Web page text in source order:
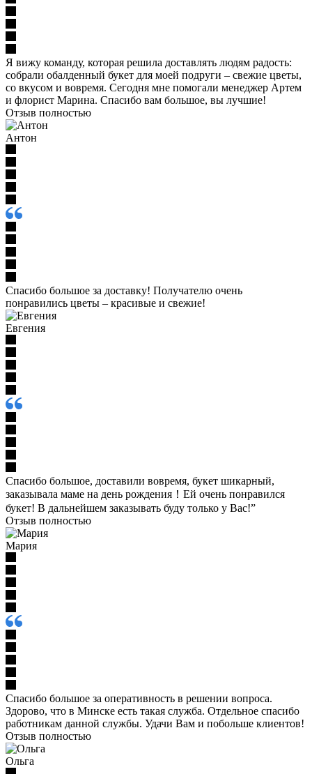
Я вижу команду, которая решила доставлять людям радость:
собрали обалденный букет для моей подруги – свежие цветы,
со вкусом и вовремя. Сегодня мне помогали менеджер Артем
и флорист Марина. Спасибо вам большое, вы лучшие!
Отзыв полностью
Антон
Спасибо большое за доставку! Получателю очень
понравились цветы – красивые и свежие!
Евгения
Спасибо большое, доставили вовремя, букет шикарный,
заказывала маме на день рождения！Ей очень понравился
букет! В дальнейшем заказывать буду только у Вас!”
Отзыв полностью
Мария
Спасибо большое за оперативность в решении вопроса.
Здорово, что в Минске есть такая служба. Отдельное спасибо
работникам данной службы. Удачи Вам и побольше клиентов!
Отзыв полностью
Ольга